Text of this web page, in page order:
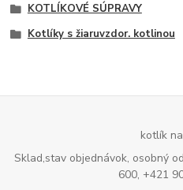
KOTLÍKOVÉ SÚPRAVY
Kotlíky s žiaruvzdor. kotlinou
kotlík
Sklad,stav objednávok, osobný
600, +421